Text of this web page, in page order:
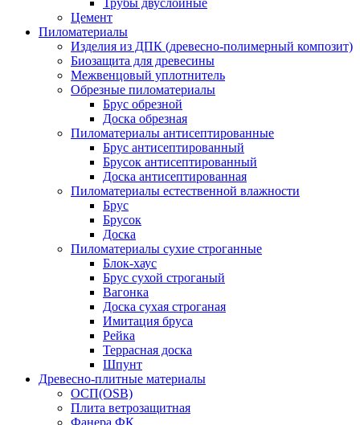
Цемент
Пиломатериалы
Изделия из ДПК (древесно-полимерный композит)
Биозащита для древесины
Межвенцовый уплотнитель
Обрезные пиломатериалы
Брус обрезной
Доска обрезная
Пиломатериалы антисептированные
Брус антисептированный
Брусок антисептированный
Доска антисептированная
Пиломатериалы естественной влажности
Брус
Брусок
Доска
Пиломатериалы сухие строганные
Блок-хаус
Брус сухой строганый
Вагонка
Доска сухая строганая
Имитация бруса
Рейка
Террасная доска
Шпунт
Древесно-плитные материалы
ОСП(OSB)
Плита ветрозащитная
Фанера ФК